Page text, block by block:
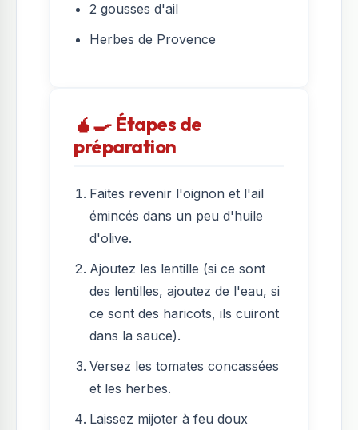
2 gousses d'ail
Herbes de Provence
🧉‍🍳 Étapes de
préparation
Faites revenir l'oignon et l'ail
émincés dans un peu d'huile
d'olive.
Ajoutez les lentille (si ce sont
des lentilles, ajoutez de l'eau, si
ce sont des haricots, ils cuiront
dans la sauce).
Versez les tomates concassées
et les herbes.
Laissez mijoter à feu doux